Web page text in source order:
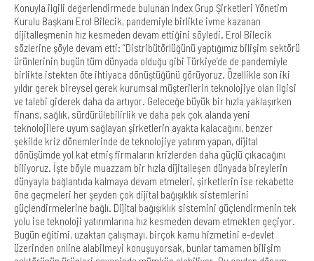
Konuyla ilgili değerlendirmede bulunan Index Grup Şirketleri Yönetim
Kurulu Başkanı Erol Bilecik, pandemiyle birlikte ivme kazanan
dijitalleşmenin hız kesmeden devam ettiğini söyledi. Erol Bilecik
sözlerine şöyle devam etti: “Distribütörlüğünü yaptığımız bilişim sektörü
ürünlerinin bugün tüm dünyada olduğu gibi Türkiye’de de pandemiyle
birlikte istekten öte ihtiyaca dönüştüğünü görüyoruz. Özellikle son iki
yıldır gerek bireysel gerek kurumsal müşterilerin teknolojiye olan ilgisi
ve talebi giderek daha da artıyor. Geleceğe büyük bir hızla yaklaşırken
finans, sağlık, sürdürülebilirlik ve daha pek çok alanda yeni
teknolojilere uyum sağlayan şirketlerin ayakta kalacağını, benzer
şekilde kriz dönemlerinde de teknolojiye yatırım yapan, dijital
dönüşümde yol kat etmiş firmaların krizlerden daha güçlü çıkacağını
biliyoruz. İşte böyle muazzam bir hızla dijitalleşen dünyada bireylerin
dünyayla bağlantıda kalmaya devam etmeleri, şirketlerin ise rekabette
öne geçmeleri her şeyden çok dijital bağışıklık sistemlerini
güçlendirmelerine bağlı. Dijital bağışıklık sistemini güçlendirmenin tek
yolu ise teknoloji yatırımlarına hız kesmeden devam etmekten geçiyor.
Bugün eğitimi, uzaktan çalışmayı, birçok kamu hizmetini e-devlet
üzerinden online alabilmeyi konuşuyorsak, bunlar tamamen bilişim